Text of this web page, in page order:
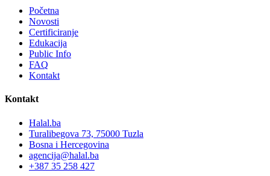
Početna
Novosti
Certificiranje
Edukacija
Public Info
FAQ
Kontakt
Kontakt
Halal.ba
Turalibegova 73, 75000 Tuzla
Bosna i Hercegovina
agencija@halal.ba
+387 35 258 427